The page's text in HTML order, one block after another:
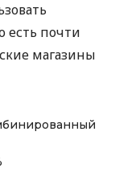
есть почти
магазины